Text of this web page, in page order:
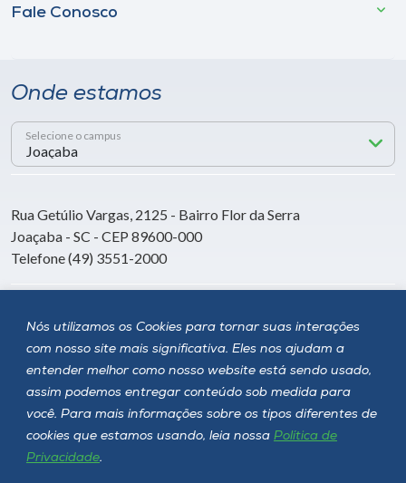
Nós utilizamos os Cookies para tornar suas interações
com nosso site mais significativa. Eles nos ajudam a
entender melhor como nosso website está sendo usado,
assim podemos entregar conteúdo sob medida para
você. Para mais informações sobre os tipos diferentes de
cookies que estamos usando, leia nossa Política de
Privacidade.
Fale Conosco
Onde estamos
Selecione o campus
Rua Getúlio Vargas, 2125 - Bairro Flor da Serra
Joaçaba - SC - CEP 89600-000
Telefone (49) 3551-2000
Siga a Unoesc